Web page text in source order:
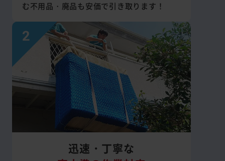
む不用品・廃品も安価で引き取ります！
迅速・丁寧な